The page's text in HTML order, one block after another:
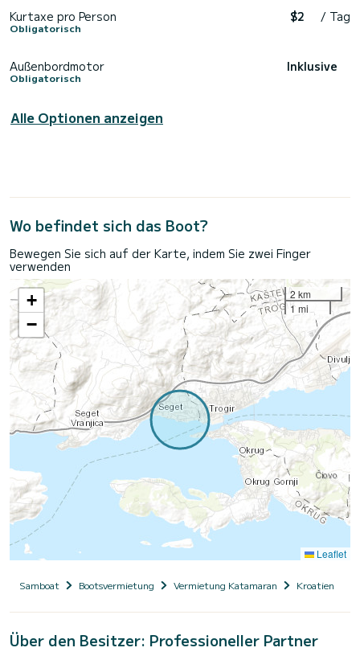
Kurtaxe pro Person
Obligatorisch
$2 / Tag
Außenbordmotor
Obligatorisch
Inklusive
Alle Optionen anzeigen
Wo befindet sich das Boot?
Bewegen Sie sich auf der Karte, indem Sie zwei Finger
verwenden
+
−
2 km
1 mi
Leaflet
Samboat Bootsvermietung Vermietung Katamaran Kroatien
Über den Besitzer: Professioneller Partner